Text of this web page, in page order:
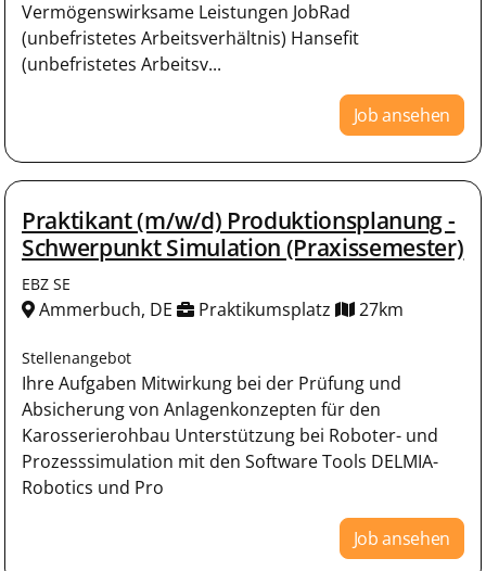
Vermögenswirksame Leistungen JobRad
(unbefristetes Arbeitsverhältnis) Hansefit
(unbefristetes Arbeitsv...
Job ansehen
Praktikant (m/w/d) Produktionsplanung -
Schwerpunkt Simulation (Praxissemester)
EBZ SE
Ammerbuch, DE Praktikumsplatz 27km
Stellenangebot
Ihre Aufgaben Mitwirkung bei der Prüfung und
Absicherung von Anlagenkonzepten für den
Karosserierohbau Unterstützung bei Roboter- und
Prozesssimulation mit den Software Tools DELMIA-
Robotics und Pro
Job ansehen